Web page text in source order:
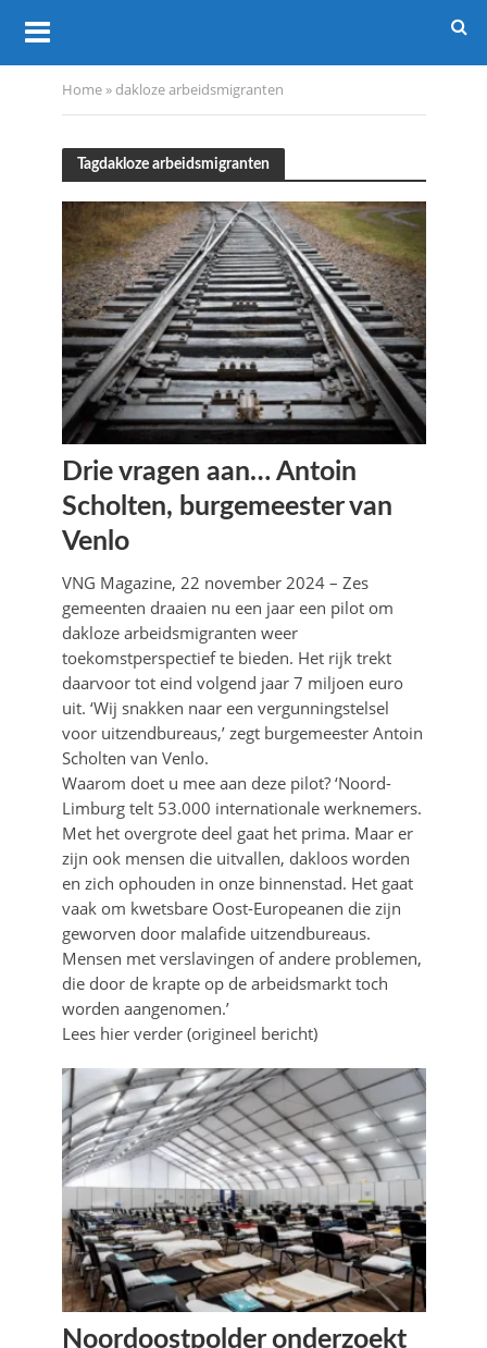
Home»dakloze arbeidsmigranten
Tagdakloze arbeidsmigranten
Drie vragen aan… Antoin
Scholten, burgemeester van
Venlo
VNG Magazine, 22 november 2024 – Zes
gemeenten draaien nu een jaar een pilot om
dakloze arbeidsmigranten weer
toekomstperspectief te bieden. Het rijk trekt
daarvoor tot eind volgend jaar 7 miljoen euro
uit. ‘Wij snakken naar een vergunningstelsel
voor uitzendbureaus,’ zegt burgemeester Antoin
Scholten van Venlo.
Waarom doet u mee aan deze pilot? ‘Noord-
Limburg telt 53.000 internationale werknemers.
Met het overgrote deel gaat het prima. Maar er
zijn ook mensen die uitvallen, dakloos worden
en zich ophouden in onze binnenstad. Het gaat
vaak om kwetsbare Oost-Europeanen die zijn
geworven door malafide uitzendbureaus.
Mensen met verslavingen of andere problemen,
die door de krapte op de arbeidsmarkt toch
worden aangenomen.’
Lees hier verder (origineel bericht)
Noordoostpolder onderzoekt